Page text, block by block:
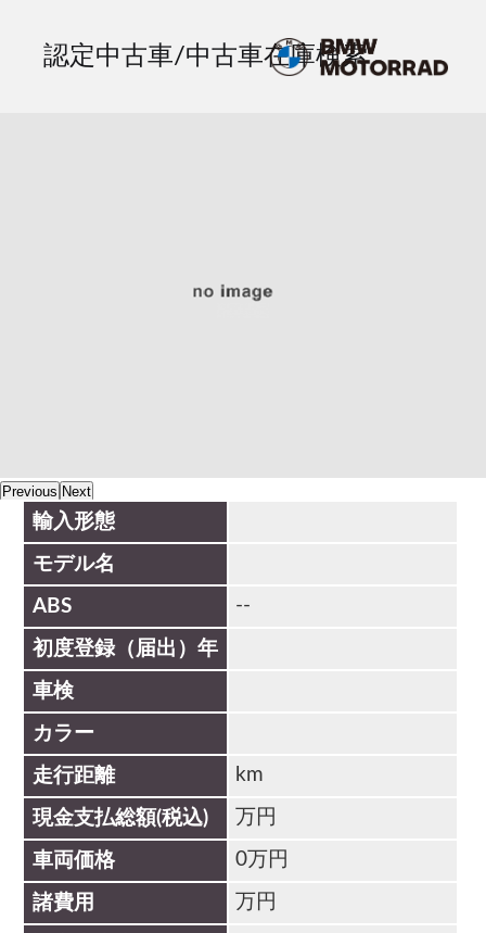
認定中古車/中古車在庫検索
Previous Next
輸入形態
モデル名
ABS --
初度登録（届出）年
車検
カラー
走行距離 km
現金支払総額(税込) 万円
車両価格 0万円
諸費用 万円